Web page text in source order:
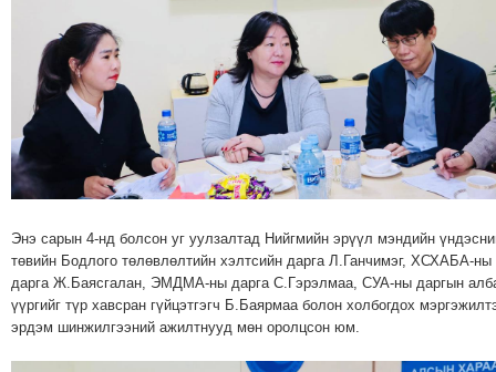
ЗӨРЧЛИЙН
ХУУЛИЙН
ЭРГЭН
ТОЙРОНД
ЕРӨНХИЙЛӨГЧИЙН
СОНГУУЛЬ-2017
Энэ сарын 4-нд болсон уг уулзалтад Нийгмийн эрүүл мэндийн
төвийн Бодлого төлөвлөлтийн хэлтсийн дарга Л.Ганчимэг, ХСХАБА-ны
дарга Ж.Баясгалан, ЭМДМА-ны дарга С.Гэрэлмаа, СУА-ны даргын
үүргийг түр хавсран гүйцэтгэгч Б.Баярмаа болон холбогдох
эрдэм шинжилгээний ажилтнууд мөн оролцсон юм.